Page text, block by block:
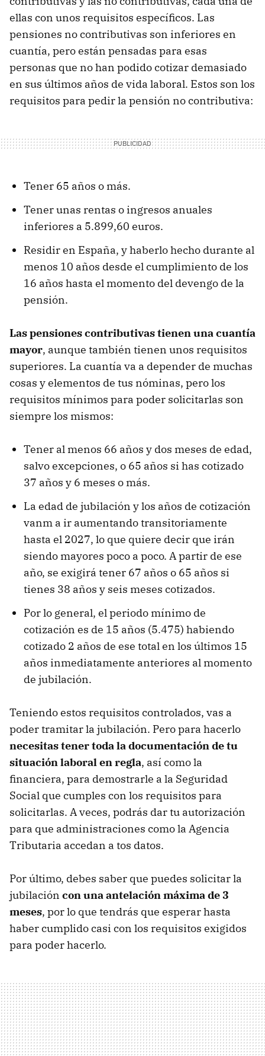
ellas con unos requisitos específicos. Las
pensiones no contributivas son inferiores en
cuantía, pero están pensadas para esas
personas que no han podido cotizar demasiado
en sus últimos años de vida laboral. Estos son los
requisitos para pedir la pensión no contributiva:
Tener 65 años o más.
Tener unas rentas o ingresos anuales
inferiores a 5.899,60 euros.
Residir en España, y haberlo hecho durante al
menos 10 años desde el cumplimiento de los
16 años hasta el momento del devengo de la
pensión.
Las pensiones contributivas tienen una cuantía
mayor, aunque también tienen unos requisitos
superiores. La cuantía va a depender de muchas
cosas y elementos de tus nóminas, pero los
requisitos mínimos para poder solicitarlas son
siempre los mismos:
Tener al menos 66 años y dos meses de edad,
salvo excepciones, o 65 años si has cotizado
37 años y 6 meses o más.
La edad de jubilación y los años de cotización
vanm a ir aumentando transitoriamente
hasta el 2027, lo que quiere decir que irán
siendo mayores poco a poco. A partir de ese
año, se exigirá tener 67 años o 65 años si
tienes 38 años y seis meses cotizados.
Por lo general, el periodo mínimo de
cotización es de 15 años (5.475) habiendo
cotizado 2 años de ese total en los últimos 15
años inmediatamente anteriores al momento
de jubilación.
Teniendo estos requisitos controlados, vas a
poder tramitar la jubilación. Pero para hacerlo
necesitas tener toda la documentación de tu
situación laboral en regla, así como la
financiera, para demostrarle a la Seguridad
Social que cumples con los requisitos para
solicitarlas. A veces, podrás dar tu autorización
para que administraciones como la Agencia
Tributaria accedan a tos datos.
Por último, debes saber que puedes solicitar la
jubilación con una antelación máxima de 3
meses, por lo que tendrás que esperar hasta
haber cumplido casi con los requisitos exigidos
para poder hacerlo.